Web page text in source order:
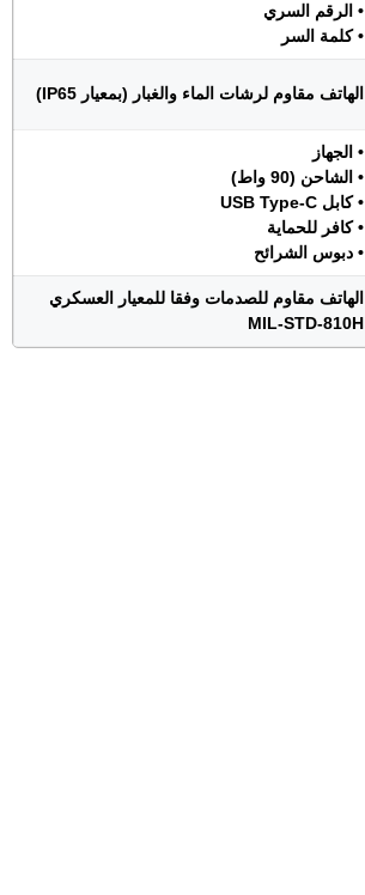
• الرقم السري
• كلمة السر
الهاتف مقاوم لرشات الماء والغبار (بمعيار IP65)
• الجهاز
• الشاحن (90 واط)
• كابل USB Type-C
• كافر للحماية
• دبوس الشرائح
الهاتف مقاوم للصدمات وفقا للمعيار العسكري
MIL-STD-810H